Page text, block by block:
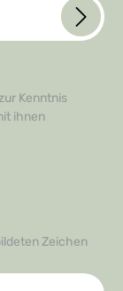
zur Kenntnis
ihnen
Zeichen